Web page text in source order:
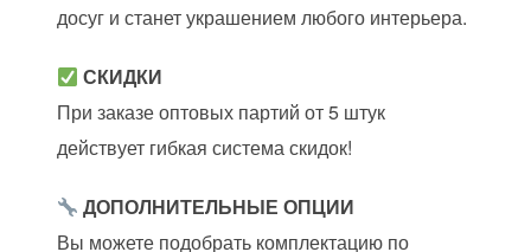
досуг и станет украшением любого интерьера.
СКИДКИ
При заказе оптовых партий от 5 штук
действует гибкая система скидок!
ДОПОЛНИТЕЛЬНЫЕ ОПЦИИ
Вы можете подобрать комплектацию по